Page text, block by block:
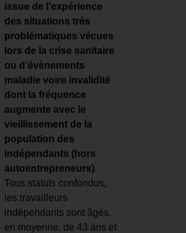
issue de l’expérience
des situations très
problématiques vécues
lors de la crise sanitaire
ou d’évènements
maladie voire invalidité
dont la fréquence
augmente avec le
vieillissement de la
population des
indépendants (hors
autoentrepreneurs).
Tous statuts confondus,
les travailleurs
indépendants sont âgés,
en moyenne, de 43 ans et